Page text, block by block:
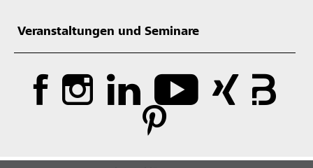
Veranstaltungen und Seminare